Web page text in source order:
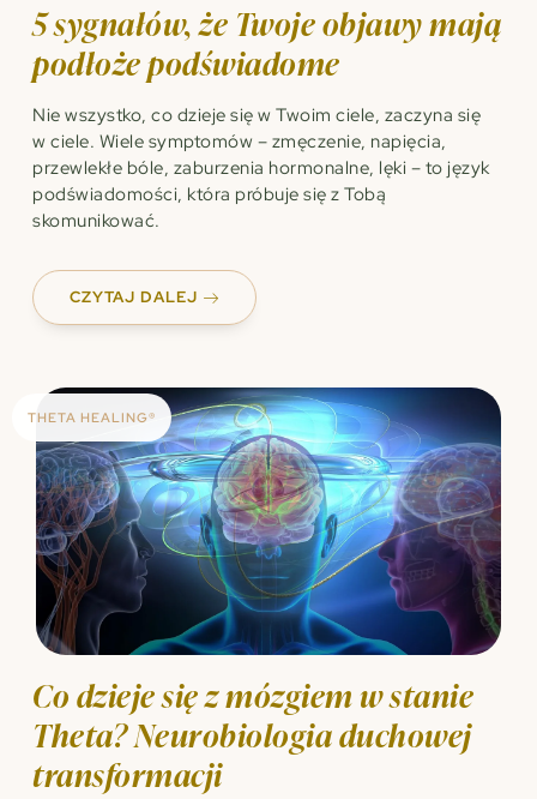
5 sygnałów, że Twoje objawy mają
podłoże podświadome
Nie wszystko, co dzieje się w Twoim ciele, zaczyna się
w ciele. Wiele symptomów – zmęczenie, napięcia,
przewlekłe bóle, zaburzenia hormonalne, lęki – to język
podświadomości, która próbuje się z Tobą
skomunikować.
CZYTAJ DALEJ
THETA HEALING®
Co dzieje się z mózgiem w stanie
Theta? Neurobiologia duchowej
transformacji